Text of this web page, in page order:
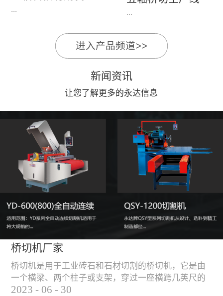
边修边倒角并开槽。
切割，带去毛刺倒角功
面，不崩边。4、大板
平稳输送进出，切割加
工与上下板分开，便
捷，高效。5、19”显示
屏，按钮、遥杆集成面
板，操作快速、简便。
...
1、简单易学的编程软
学。2、操作系统简单
易用；采用进口伺服、
稳、可靠。3、前后刀
切割，带去毛刺倒角功
能，不伤石材、瓷砖表
面，不崩边。4、大板
平稳输送进出，切割加
工与上下板分开，便
捷，高效。5、19”显示
屏，按钮、遥杆集成面
板，操作快速、简便。
...
》》五轴桥切高配型
桥切（含输送板材平
台）
进入产品频道>>
新闻资讯
让您了解更多的永达信息
桥切机厂家
桥切机是用于工业砖石和石材切割的桥切机，它是由
一个横梁、两个柱子或支架，穿过一座横跨几英尺的
桥而构成，因其形状而得名。随着石材和工业砖石的
2023 - 06 - 30